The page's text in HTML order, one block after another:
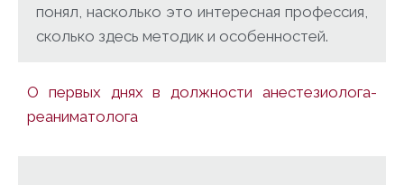
понял, насколько это интересная профессия,
сколько здесь методик и особенностей.
О первых днях в должности анестезиолога-
реаниматолога